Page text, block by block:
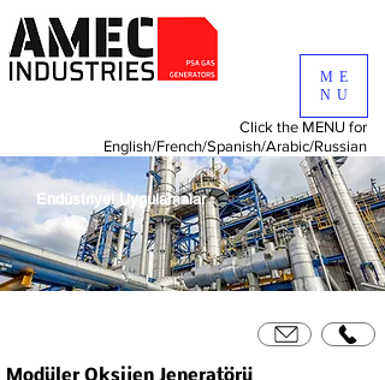
Click the MENU for
English/French/Spanish/Arabic/Russian
ME
NU
Endüstriyel Uygulamalar